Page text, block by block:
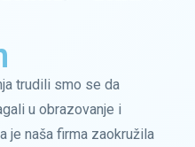
trudili smo se da
u obrazovanje i
je naša firma zaokružila